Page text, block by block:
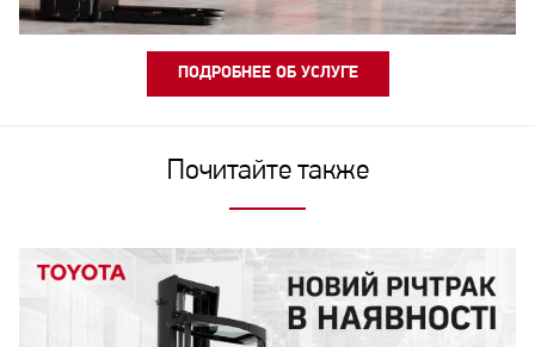
ПОДРОБНЕЕ ОБ УСЛУГЕ
Почитайте также